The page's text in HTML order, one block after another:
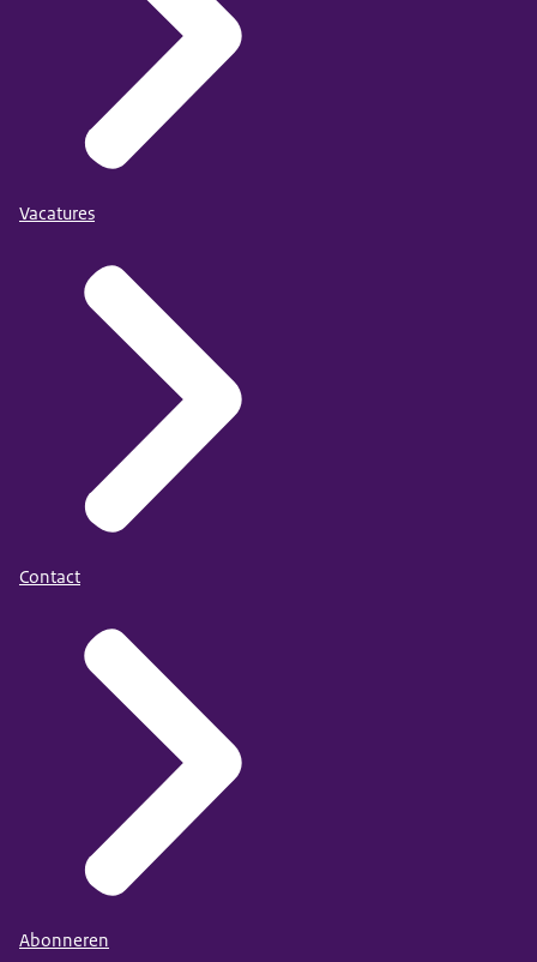
Vacatures
Contact
Abonneren